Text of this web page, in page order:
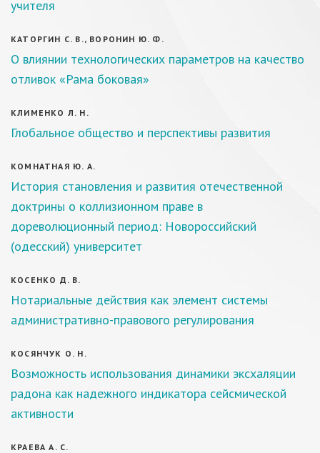
учителя
КАТОРГИН С. В., ВОРОНИН Ю. Ф.
О влиянии технологических параметров на качество
отливок «Рама боковая»
КЛИМЕНКО Л. Н.
Глобальное общество и перспективы развития
КОМНАТНАЯ Ю. А.
История становления и развития отечественной
доктрины о коллизионном праве в
дореволюционный период: Новороссийский
(одесский) университет
КОСЕНКО Д. В.
Нотариальные действия как элемент системы
административно-правового регулирования
КОСЯНЧУК О. Н.
Возможность использования динамики эксхаляции
радона как надежного индикатора сейсмической
активности
КРАЕВА А. С.